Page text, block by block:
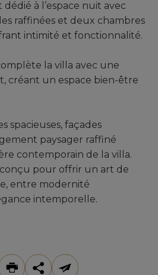
à l’espace nuit avec
raffinées et deux chambres
intimité et fonctionnalité.
la villa avec une
créant un espace bien-être
spacieuses, façades
paysager raffiné
contemporain de la villa.
pour offrir un art de
entre modernité
intemporelle.